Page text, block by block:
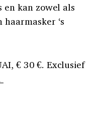
en kan zowel als
‘s
€ 30 €. Exclusief